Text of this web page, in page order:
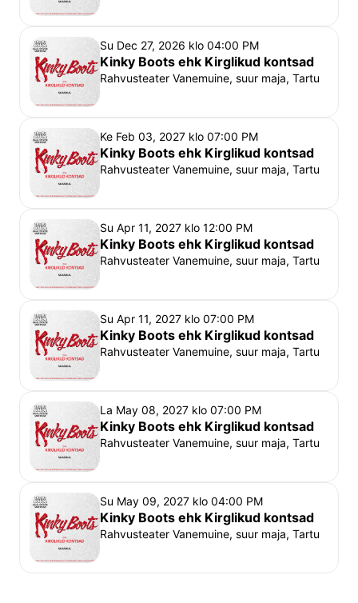
Su Dec 27, 2026 klo 04:00 PM
Kinky Boots ehk Kirglikud kontsad
Rahvusteater Vanemuine, suur maja, Tartu
Ke Feb 03, 2027 klo 07:00 PM
Kinky Boots ehk Kirglikud kontsad
Rahvusteater Vanemuine, suur maja, Tartu
Su Apr 11, 2027 klo 12:00 PM
Kinky Boots ehk Kirglikud kontsad
Rahvusteater Vanemuine, suur maja, Tartu
Su Apr 11, 2027 klo 07:00 PM
Kinky Boots ehk Kirglikud kontsad
Rahvusteater Vanemuine, suur maja, Tartu
La May 08, 2027 klo 07:00 PM
Kinky Boots ehk Kirglikud kontsad
Rahvusteater Vanemuine, suur maja, Tartu
Su May 09, 2027 klo 04:00 PM
Kinky Boots ehk Kirglikud kontsad
Rahvusteater Vanemuine, suur maja, Tartu